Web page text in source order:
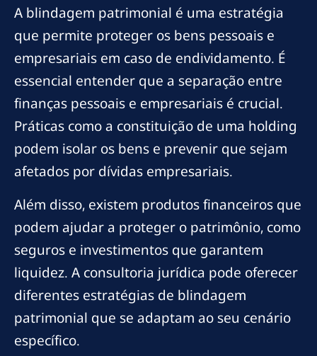
A blindagem patrimonial é uma estratégia
que permite proteger os bens pessoais e
empresariais em caso de endividamento. É
essencial entender que a separação entre
finanças pessoais e empresariais é crucial.
Práticas como a constituição de uma holding
podem isolar os bens e prevenir que sejam
afetados por dívidas empresariais.
Além disso, existem produtos financeiros que
podem ajudar a proteger o patrimônio, como
seguros e investimentos que garantem
liquidez. A consultoria jurídica pode oferecer
diferentes estratégias de blindagem
patrimonial que se adaptam ao seu cenário
específico.